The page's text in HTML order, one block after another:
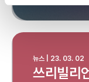
쓰리빌리
뉴스 | 23. 03. 02